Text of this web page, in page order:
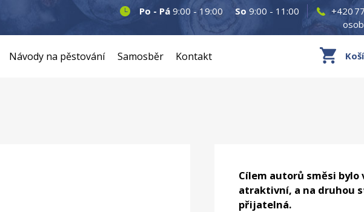
Po - Pá 9:00 - 19:00 So 9:00 - 11:00 +420
Návody na pěstování Samosběr Kontakt
Cílem autorů směsi
atraktivní, a na druhou
přijatelná.